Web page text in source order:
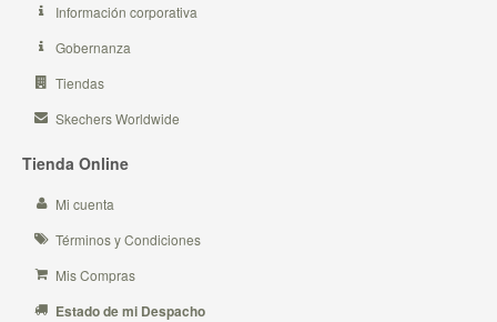
Información corporativa
Gobernanza
Tiendas
Skechers Worldwide
Tienda Online
Mi cuenta
Términos y Condiciones
Mis Compras
Estado de mi Despacho